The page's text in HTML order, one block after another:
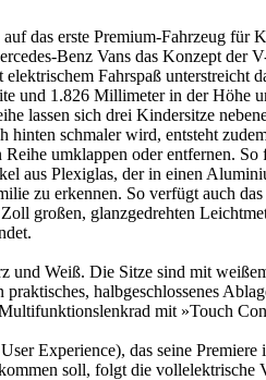
das erste Premium-Fahrzeug für
Benz Vans das Konzept der
Fahrspaß unterstreicht
und 1.826 Millimeter in der Höhe
lassen sich drei Kindersitze
schmaler wird, entsteht
umklappen oder entfernen.
aus Plexiglas, der in einen
zu erkennen. So verfügt auch
großen, glanzgedrehten
und Weiß. Die Sitze sind mit
halbgeschlossenes
mit »Touch
Experience), das seine Premiere
soll, folgt die